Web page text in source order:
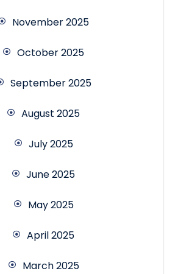
November 2025
October 2025
September 2025
August 2025
July 2025
June 2025
May 2025
April 2025
March 2025